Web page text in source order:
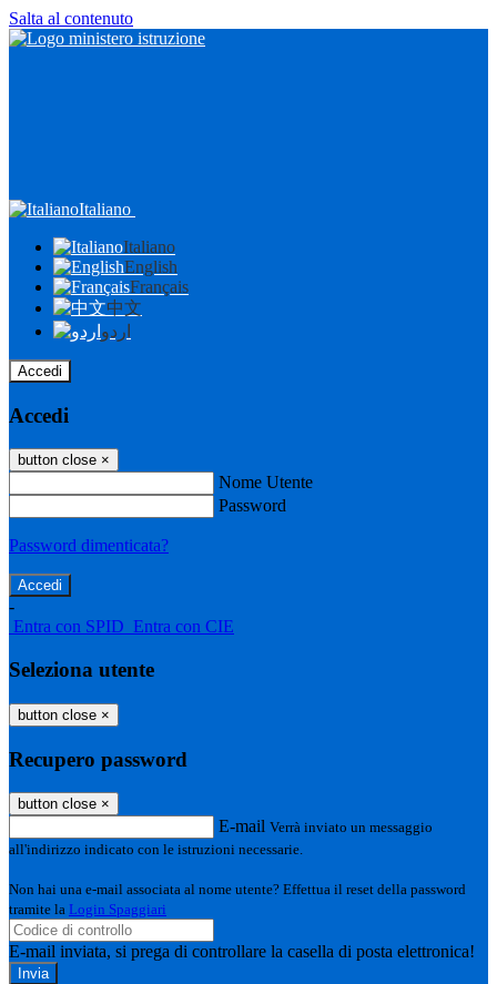
Salta al contenuto
Italiano
Italiano
English
Français
中文
اردو
Accedi
Accedi
button close ×
Nome Utente
Password
Password dimenticata?
-
Entra con SPID Entra con CIE
Seleziona utente
button close ×
Recupero password
button close ×
E-mail Verrà inviato un messaggio
all'indirizzo indicato con le istruzioni necessarie.
Non hai una e-mail associata al nome utente? Effettua il reset della password
tramite la Login Spaggiari
E-mail inviata, si prega di controllare la casella di posta elettronica!